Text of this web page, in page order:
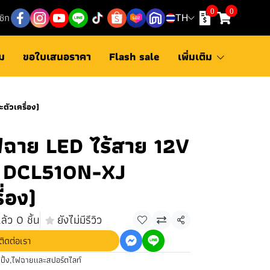
ก TH
0 0
ขอใบเสนอราคา Flash sale เพิ่มเติม
ตัวเครื่อง)
าย LED ไร้สาย 12V
XJ
ง)
ว 0 ชิ้น ยังไม่มีรีวิว
แชร์
ดต่อเรา
ง,ไฟฉายเเละสปอร์ตไลท์